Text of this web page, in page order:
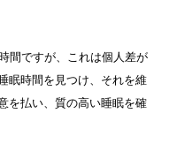
間ですが、これは個人差が
眠時間を見つけ、それを維
を払い、質の高い睡眠を確